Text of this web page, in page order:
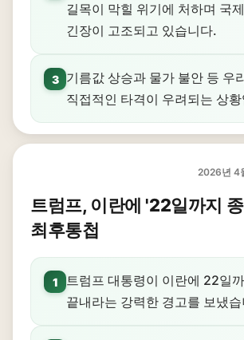
길목이 막힐 위기에 처하며 국
긴장이 고조되고 있습니다.
3
기름값 상승과 물가 불안 등 우
직접적인 타격이 우려되는 상
2026년 4
트럼프, 이란에 '22일까지
최후통첩
1
트럼프 대통령이 이란에 22일
끝내라는 강력한 경고를 보냈